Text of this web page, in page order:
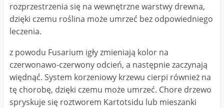
rozprzestrzenia się na wewnętrzne warstwy drewna,
dzięki czemu roślina może umrzeć bez odpowiedniego
leczenia.
z powodu Fusarium igły zmieniają kolor na
czerwonawo-czerwony odcień, a następnie zaczynają
więdnąć. System korzeniowy krzewu cierpi również na
tę chorobę, dzięki czemu może umrzeć. Chore drzewo
spryskuje się roztworem Kartotsidu lub mieszanki